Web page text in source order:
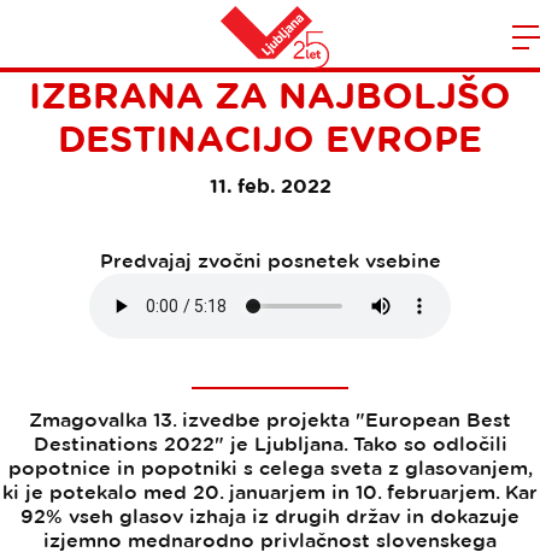
Domov
LJUBLJANA, ZELENI ČUDEŽ,
IZBRANA ZA NAJBOLJŠO
DESTINACIJO EVROPE
11. feb. 2022
Predvajaj zvočni posnetek vsebine
Zmagovalka 13. izvedbe projekta "European Best
Destinations 2022" je Ljubljana. Tako so odločili
popotnice in popotniki s celega sveta z glasovanjem,
ki je potekalo med 20. januarjem in 10. februarjem. Kar
92% vseh glasov izhaja iz drugih držav in dokazuje
izjemno mednarodno privlačnost slovenskega